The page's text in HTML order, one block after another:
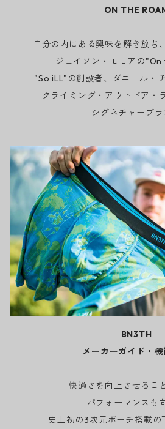
ON THE
自分の内にある興味を解き放ち
ジェイソン・モモアの"On
"So iLL"の創設者、ダニエル・
クライミング・アウトドア・
シグネチャーブラ
BN3TH
メーカーガイド・
快適さを向上させるこ
パフォーマンスも
史上初の3次元ポーチ搭載の